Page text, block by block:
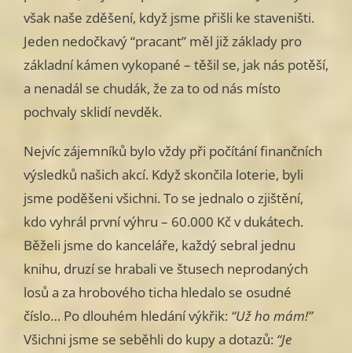
však naše zděšení, když jsme přišli ke staveništi.
Jeden nedočkavý “pracant” měl již základy pro
základní kámen vykopané – těšil se, jak nás potěší,
a nenadál se chudák, že za to od nás místo
pochvaly sklidí nevděk.
Nejvíc zájemníků bylo vždy při počítání finančních
výsledků našich akcí. Když skončila loterie, byli
jsme poděšeni všichni. To se jednalo o zjištění,
kdo vyhrál první výhru – 60.000 Kč v dukátech.
Běželi jsme do kanceláře, každý sebral jednu
knihu, druzí se hrabali ve štusech neprodaných
losů a za hrobového ticha hledalo se osudné
číslo… Po dlouhém hledání výkřik: “Už ho mám!”
Všichni jsme se seběhli do kupy a dotazů: “Je